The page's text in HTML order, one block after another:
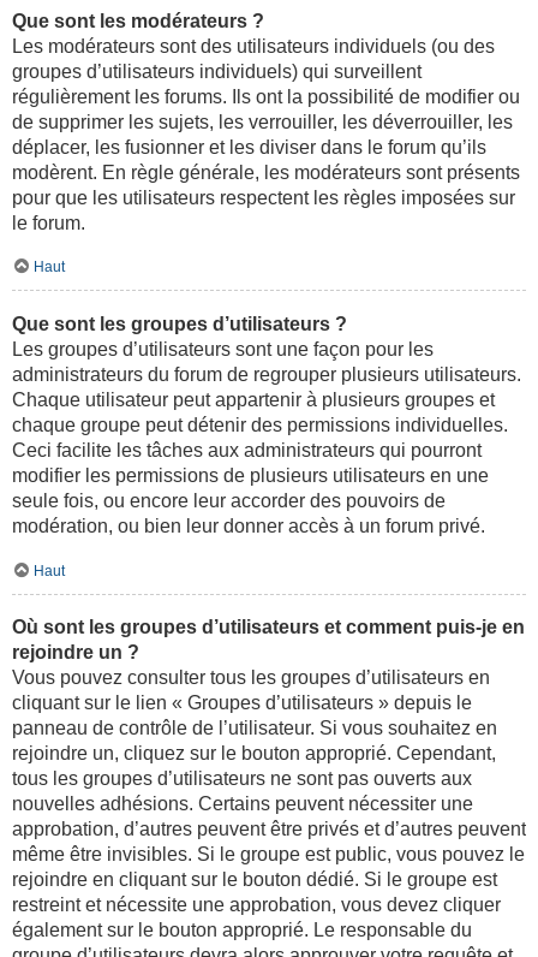
Que sont les modérateurs ?
Les modérateurs sont des utilisateurs individuels (ou des
groupes d’utilisateurs individuels) qui surveillent
régulièrement les forums. Ils ont la possibilité de modifier ou
de supprimer les sujets, les verrouiller, les déverrouiller, les
déplacer, les fusionner et les diviser dans le forum qu’ils
modèrent. En règle générale, les modérateurs sont présents
pour que les utilisateurs respectent les règles imposées sur
le forum.
Haut
Que sont les groupes d’utilisateurs ?
Les groupes d’utilisateurs sont une façon pour les
administrateurs du forum de regrouper plusieurs utilisateurs.
Chaque utilisateur peut appartenir à plusieurs groupes et
chaque groupe peut détenir des permissions individuelles.
Ceci facilite les tâches aux administrateurs qui pourront
modifier les permissions de plusieurs utilisateurs en une
seule fois, ou encore leur accorder des pouvoirs de
modération, ou bien leur donner accès à un forum privé.
Haut
Où sont les groupes d’utilisateurs et comment puis-je en
rejoindre un ?
Vous pouvez consulter tous les groupes d’utilisateurs en
cliquant sur le lien « Groupes d’utilisateurs » depuis le
panneau de contrôle de l’utilisateur. Si vous souhaitez en
rejoindre un, cliquez sur le bouton approprié. Cependant,
tous les groupes d’utilisateurs ne sont pas ouverts aux
nouvelles adhésions. Certains peuvent nécessiter une
approbation, d’autres peuvent être privés et d’autres peuvent
même être invisibles. Si le groupe est public, vous pouvez le
rejoindre en cliquant sur le bouton dédié. Si le groupe est
restreint et nécessite une approbation, vous devez cliquer
également sur le bouton approprié. Le responsable du